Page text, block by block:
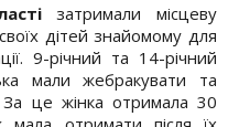
затримали місцеву
дітей знайомому для
9-річний та 14-річний
мали жебракувати та
За це жінка отримала 30